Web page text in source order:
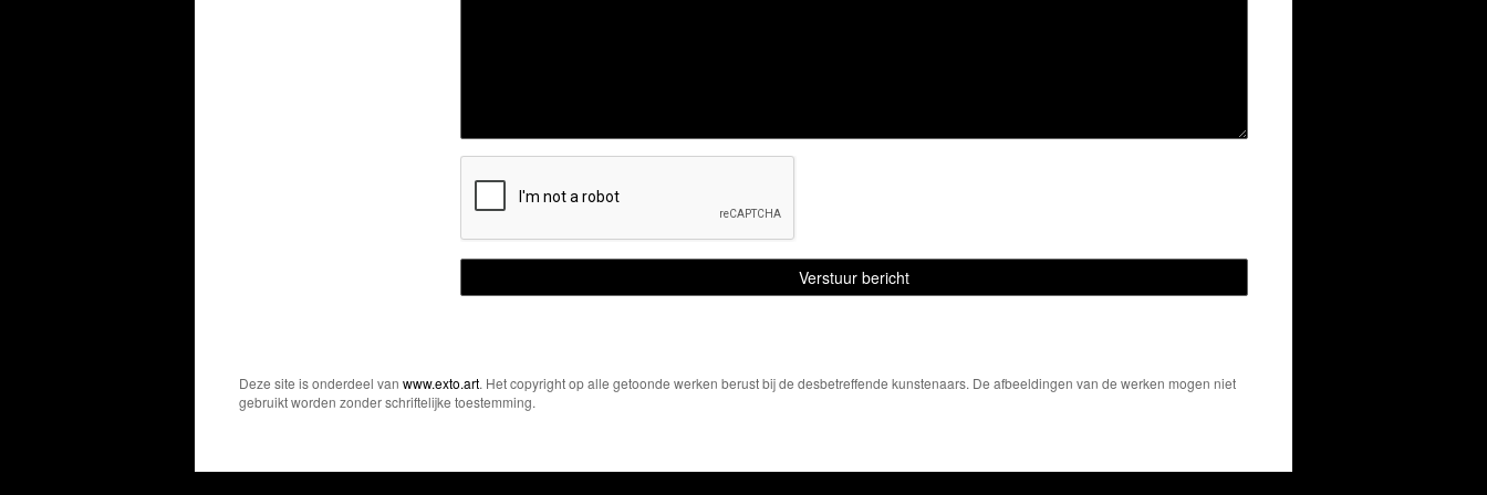
Deze site is onderdeel van www.exto.art. Het copyright op alle getoonde werken berust bij de desbetreffende kunstenaars. De afbeeldingen van de werken mogen niet
gebruikt worden zonder schriftelijke toestemming.